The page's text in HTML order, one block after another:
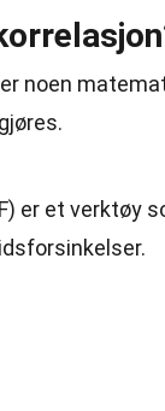
noen
er et verktøy